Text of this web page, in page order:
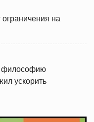
на
философию
ускорить